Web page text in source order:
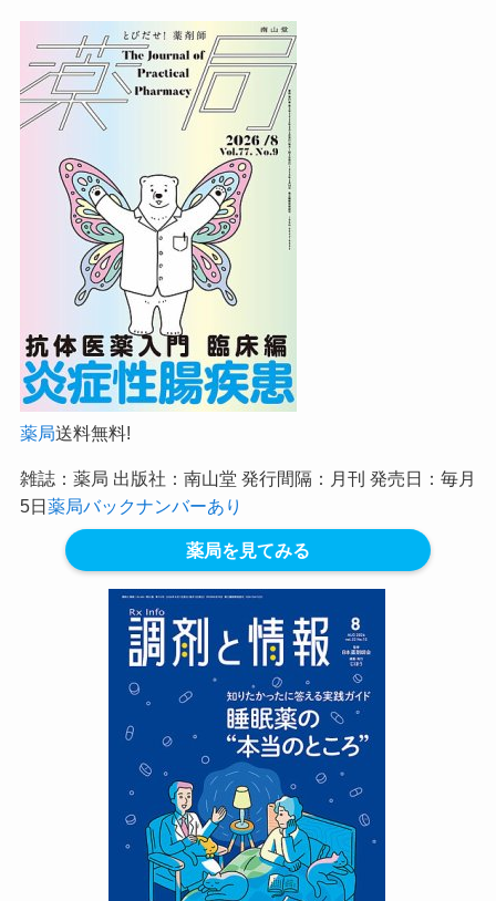
薬局送料無料!
雑誌：薬局 出版社：南山堂 発行間隔：月刊 発売日：毎月
5日薬局バックナンバーあり
薬局を見てみる